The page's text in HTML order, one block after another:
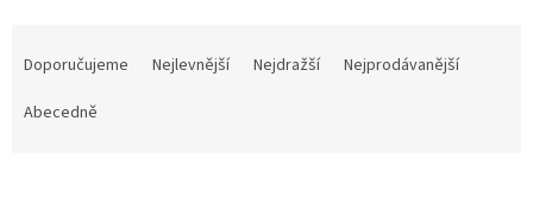
Doporučujeme Nejlevnější Nejdražší
Nejprodávanější
Abecedně